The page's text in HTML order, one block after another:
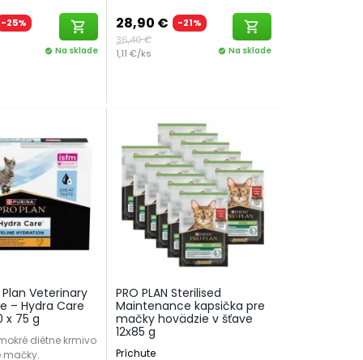
-25%
shopping_cart
check_circle Na sklade
28,90 €
-21%
36,40 €
shopping_cart
1,11 €/ks check_circle Na sklade
Plan Veterinary
– Hydra Care
x 75 g
diétne krmivo
mačky.
PRO PLAN Sterilised
Maintenance kapsička pre
mačky hovädzie v šťave
12x85 g
Príchute